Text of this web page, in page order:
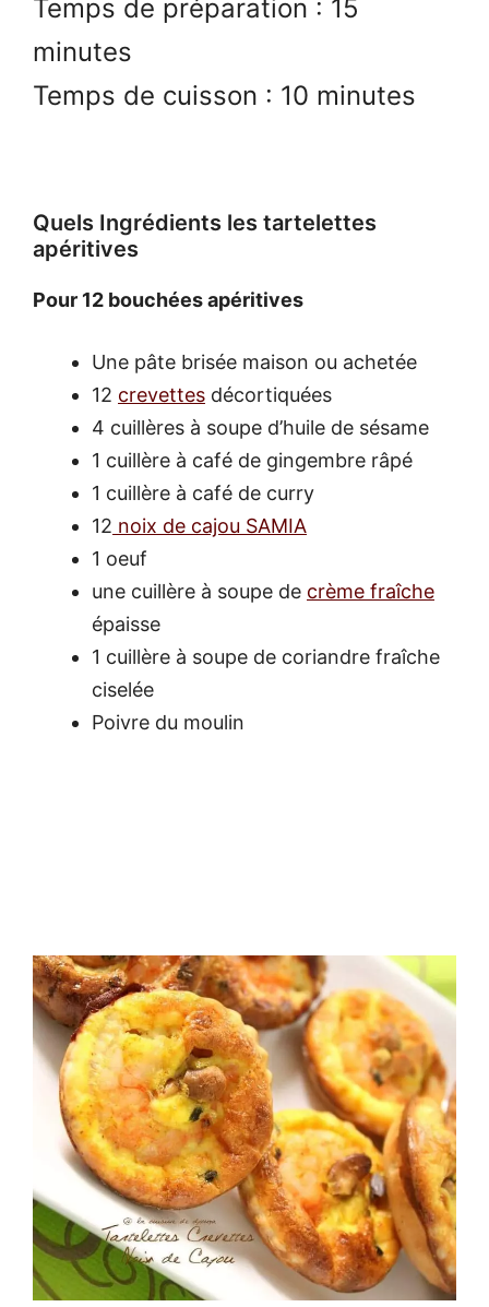
Temps de préparation : 15
minutes
Temps de cuisson : 10 minutes
Quels Ingrédients les tartelettes
apéritives
Pour 12 bouchées apéritives
Une pâte brisée maison ou achetée
12 crevettes décortiquées
4 cuillères à soupe d’huile de sésame
1 cuillère à café de gingembre râpé
1 cuillère à café de curry
12 noix de cajou SAMIA
1 oeuf
une cuillère à soupe de crème fraîche
épaisse
1 cuillère à soupe de coriandre fraîche
ciselée
Poivre du moulin